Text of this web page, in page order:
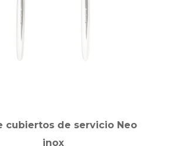
cubiertos de servicio Neo
inox